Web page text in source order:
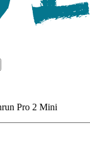
Pro 2 Mini